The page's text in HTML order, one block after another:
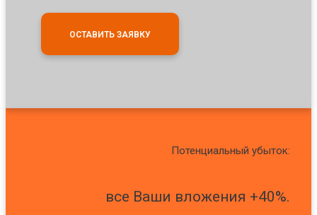
ОСТАВИТЬ ЗАЯВКУ
Потенциальный убыток:
все Ваши вложения +40%.